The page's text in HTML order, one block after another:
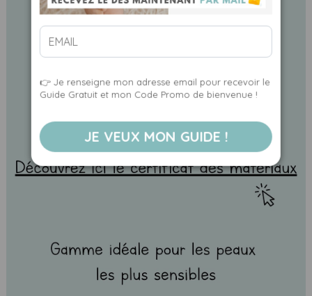
👉 Je renseigne mon adresse email pour recevoir le
Guide Gratuit et mon Code Promo de bienvenue !
JE VEUX MON GUIDE !